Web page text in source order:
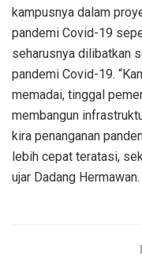
kampusnya dalam
pandemi Covid-19
seharusnya dilibatkan
pandemi Covid-19.
memadai, tinggal
membangun
kira penanganan
lebih cepat teratasi,
ujar Dadang